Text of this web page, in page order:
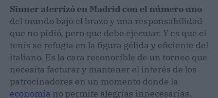
Sinner aterrizó en Madrid con el número uno
del mundo bajo el brazo y una responsabilidad
que no pidió, pero que debe ejecutar. Y es que el
tenis se refugia en la figura gélida y eficiente del
italiano. Es la cara reconocible de un torneo que
necesita facturar y mantener el interés de los
patrocinadores en un momento donde la
economía no permite alegrías innecesarias.